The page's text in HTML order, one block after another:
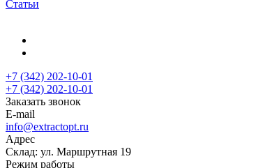
Статьи
+7 (342) 202-10-01
+7 (342) 202-10-01
Заказать звонок
E-mail
info@extractopt.ru
Адрес
Склад: ул. Маршрутная 19
Режим работы